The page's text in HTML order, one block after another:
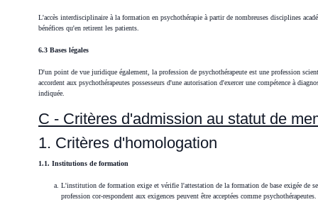
L'accès interdisciplinaire à la formation en psychothérapie à partir de nombreuses disciplines
bénéfices qu'en retirent les patients.
6.3 Bases légales
D'un point de vue juridique également, la profession de psychothérapeute est une profession
accordent aux psychothérapeutes possesseurs d'une autorisation d'exercer une compétence à
indiquée.
C - Critères d'admission au statut de
1. Critères d'homologation
1.1. Institutions de formation
L'institution de formation exige et vérifie l'attestation de la formation de base exigée de
profession cor-respondent aux exigences peuvent être acceptées comme